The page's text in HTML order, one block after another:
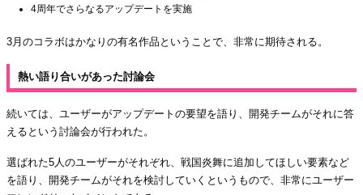
4周年でさらなるアップデートを実施
3月のコラボはかなりの有名作品ということで、非常に期待される。
熱い語り合いがあった討論会
続いては、ユーザーがアップデートの要望を語り、開発チームがそれに答
えるという討論会が行われた。
選ばれた5人のユーザーがそれぞれ、戦国炎舞に追加してほしい要素など
を語り、開発チームがそれを検討していくというもので、非常にユーザー